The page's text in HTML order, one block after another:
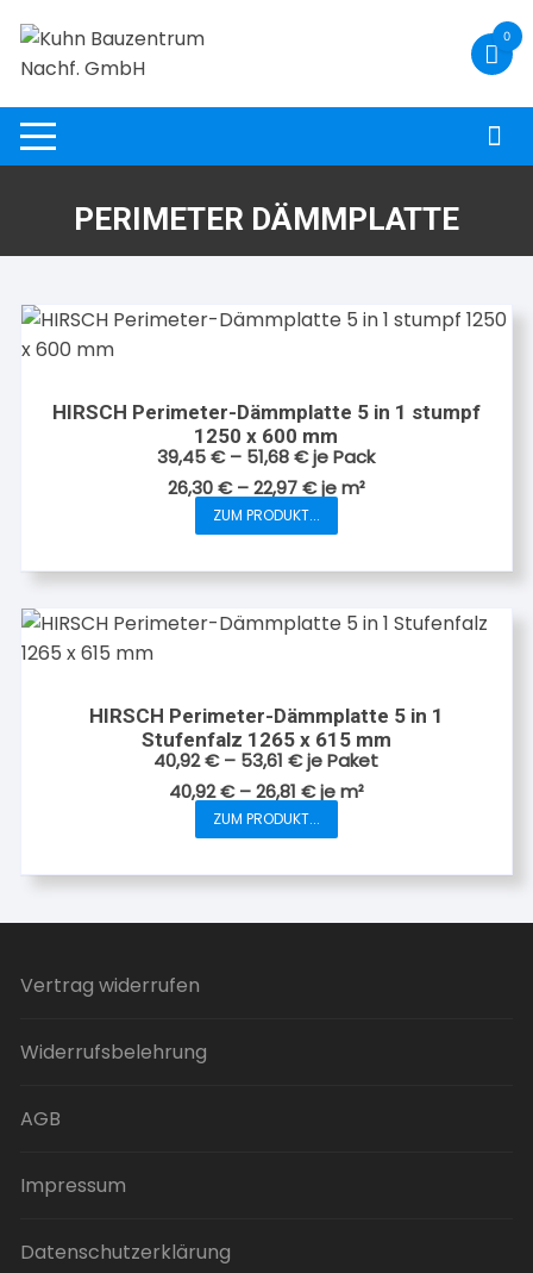
Inhalt
springen
0
PERIMETER DÄMMPLATTE
HIRSCH Perimeter-Dämmplatte 5 in 1 stumpf
1250 x 600 mm
39,45€– 51,68€je Pack
26,30€–22,97€jem²
ZUM PRODUKT...
Dieses
weist
mehrere
Varianten
Optionen
können
auf
der
Produktseite
gewählt
HIRSCH Perimeter-Dämmplatte 5 in 1
Stufenfalz 1265 x 615 mm
40,92€– 53,61€je Paket
40,92€–26,81 €jem²
ZUM PRODUKT...
Dieses
weist
mehrere
Vertrag widerrufen
Widerrufsbelehrung
AGB
Impressum
Datenschutzerklärung